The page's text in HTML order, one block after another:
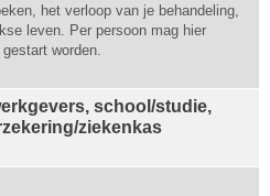
het verloop van je behandeling,
leven. Per persoon mag hier
worden.
school/studie,
ziekenkas